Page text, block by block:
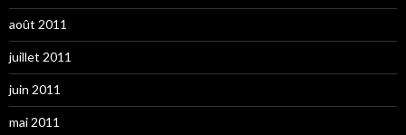
août 2011
juillet 2011
juin 2011
mai 2011